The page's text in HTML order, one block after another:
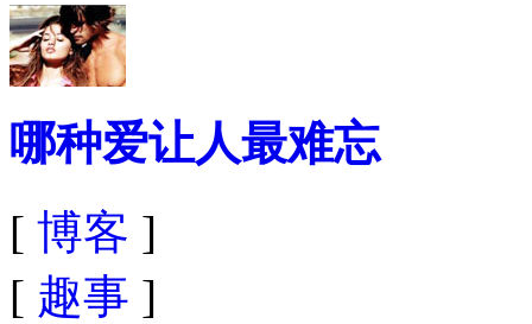
哪种爱让人最难忘
[ 博客 ]
[ 趣事 ]